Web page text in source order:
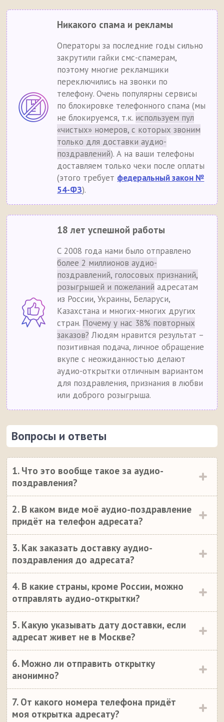
Никакого спама и рекламы
Операторы за последние годы сильно
закрутили гайки смс-спамерам,
поэтому многие рекламщики
переключились на звонки по
телефону. Очень популярны сервисы
по блокировке телефонного спама (мы
не блокируемся, т.к. используем пул
«чистых» номеров, с которых звоним
только для доставки аудио-
поздравлений). А на ваши телефоны
доставляем только чеки после оплаты
(этого требует федеральный закон №
54-ФЗ).
18 лет успешной работы
С 2008 года нами было отправлено
более 2 миллионов аудио-
поздравлений, голосовых признаний,
розыгрышей и пожеланий адресатам
из России, Украины, Беларуси,
Казахстана и многих-многих других
стран. Почему у нас 38% повторных
заказов? Людям нравится результат –
позитивная подача, личное обращение
вкупе с неожиданностью делают
аудио-открытки отличным вариантом
для поздравления, признания в любви
или доброго розыгрыша.
Вопросы и ответы
1. Что это вообще такое за аудио-
поздравления?
2. В каком виде моё аудио-поздравление
придёт на телефон адресата?
3. Как заказать доставку аудио-
поздравления до адресата?
4. В какие страны, кроме России, можно
отправлять аудио-открытки?
5. Какую указывать дату доставки, если
адресат живет не в Москве?
6. Можно ли отправить открытку
анонимно?
7. От какого номера телефона придёт
моя открытка адресату?